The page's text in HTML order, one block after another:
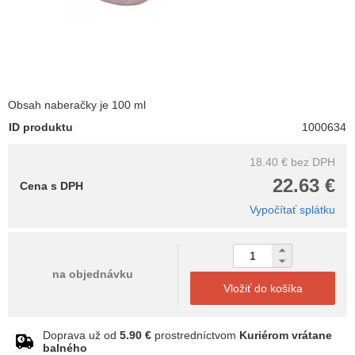
Obsah naberačky je 100 ml
ID produktu
1000634
18.40 € bez DPH
22.63 €
Cena s DPH
Vypočítať splátku
na objednávku
Vložiť do košíka
Doprava už od 5.90 € prostredníctvom Kuriérom vrátane
balného